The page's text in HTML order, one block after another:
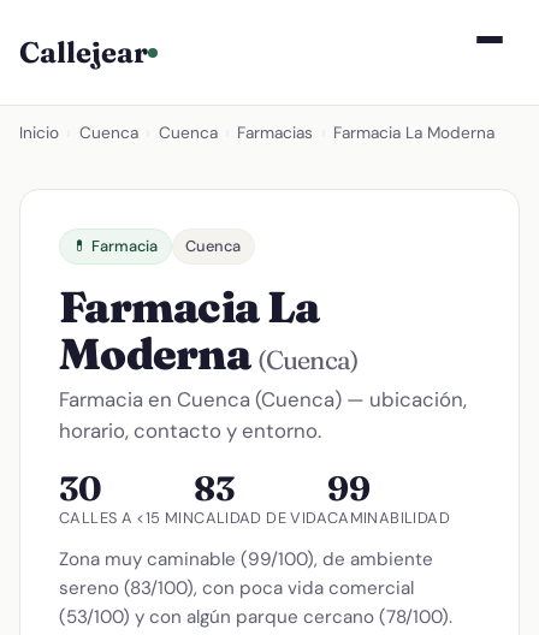
Callejear
Inicio Cuenca Cuenca Farmacias Farmacia La Moderna
💊 Farmacia Cuenca
Farmacia La
Moderna (Cuenca)
Farmacia en Cuenca (Cuenca) — ubicación,
horario, contacto y entorno.
30
CALLES A <15 MIN
83
CALIDAD DE VIDA
99
CAMINABILIDAD
Zona muy caminable (99/100), de ambiente
sereno (83/100), con poca vida comercial
(53/100) y con algún parque cercano (78/100).